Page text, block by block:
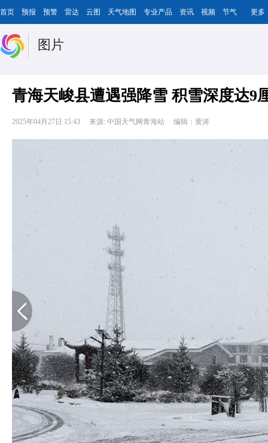
首页 预报 预警 雷达 云图 天气地图 专业产品 资讯 视频 节气 更多
图片
青海天峻县遭遇强降雪 积雪深度达9
2025年04月27日 15:43 来源: 中国天气网青海站 编辑：黄涛